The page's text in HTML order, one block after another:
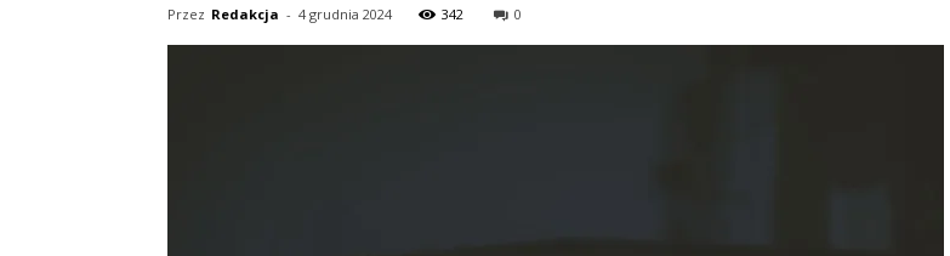
Przez Redakcja - 4 grudnia 2024 342 0